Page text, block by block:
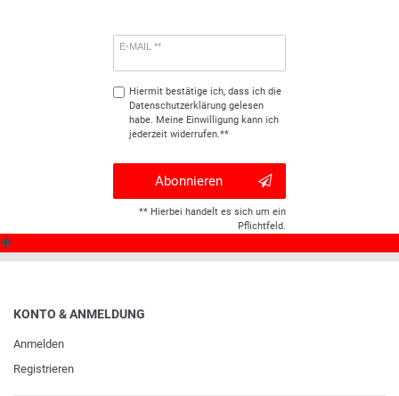
E-MAIL **
Hiermit bestätige ich, dass ich die
Daten­schutz­erklärunggelesen
habe. Meine Einwilligung kann ich
jederzeit widerrufen.**
Abonnieren
** Hierbei handelt es sich um ein
Pflichtfeld.
KONTO & ANMELDUNG
Anmelden
Registrieren